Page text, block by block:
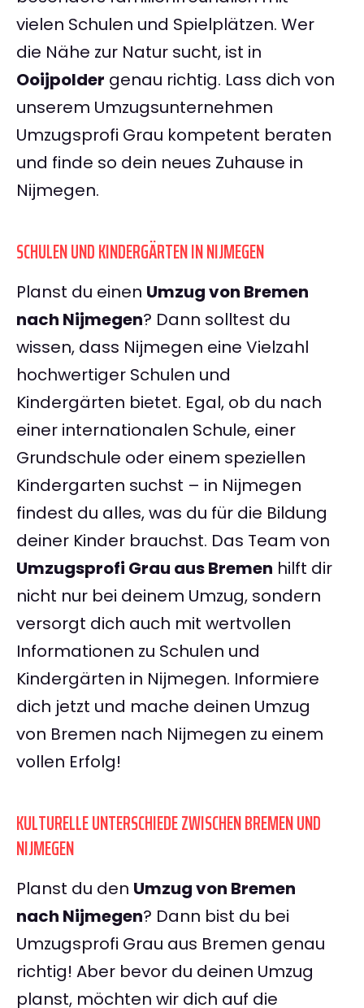
vielen Schulen und Spielplätzen. Wer
die Nähe zur Natur sucht, ist in
Ooijpolder genau richtig. Lass dich von
unserem Umzugsunternehmen
Umzugsprofi Grau kompetent beraten
und finde so dein neues Zuhause in
Nijmegen.
SCHULEN UND KINDERGÄRTEN IN NIJMEGEN
Planst du einen Umzug von Bremen
nach Nijmegen? Dann solltest du
wissen, dass Nijmegen eine Vielzahl
hochwertiger Schulen und
Kindergärten bietet. Egal, ob du nach
einer internationalen Schule, einer
Grundschule oder einem speziellen
Kindergarten suchst – in Nijmegen
findest du alles, was du für die Bildung
deiner Kinder brauchst. Das Team von
Umzugsprofi Grau aus Bremen hilft dir
nicht nur bei deinem Umzug, sondern
versorgt dich auch mit wertvollen
Informationen zu Schulen und
Kindergärten in Nijmegen. Informiere
dich jetzt und mache deinen Umzug
von Bremen nach Nijmegen zu einem
vollen Erfolg!
KULTURELLE UNTERSCHIEDE ZWISCHEN BREMEN UND
NIJMEGEN
Planst du den Umzug von Bremen
nach Nijmegen? Dann bist du bei
Umzugsprofi Grau aus Bremen genau
richtig! Aber bevor du deinen Umzug
planst, möchten wir dich auf die